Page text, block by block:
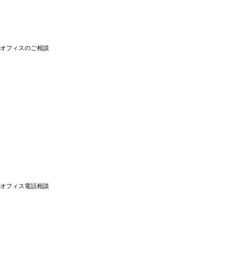
オフィスのご相談
オフィス電話相談